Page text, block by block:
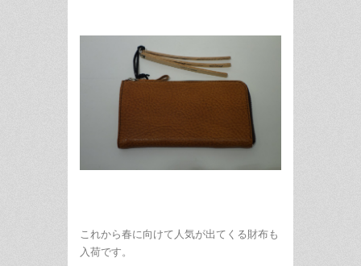
これから春に向けて人気が出てくる財布も
入荷です。